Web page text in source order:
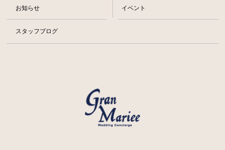
お知らせ イベント
スタッフブログ